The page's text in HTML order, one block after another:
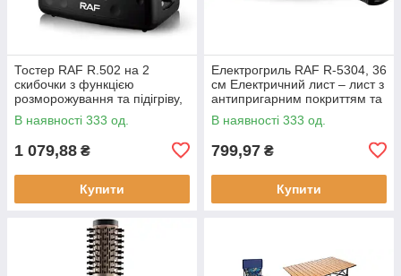
Тостер RAF R.502 на 2
скибочки з функцією
розморожування та підігріву,
930 Вт
В наявності 333 од.
1 079,88 ₴
Купити
Електрогриль RAF R-5304, 36
см Електричний лист – лист з
антипригарним покриттям та
регулюванням температури
смаження, 1800 Вт
В наявності 333 од.
799,97 ₴
Купити